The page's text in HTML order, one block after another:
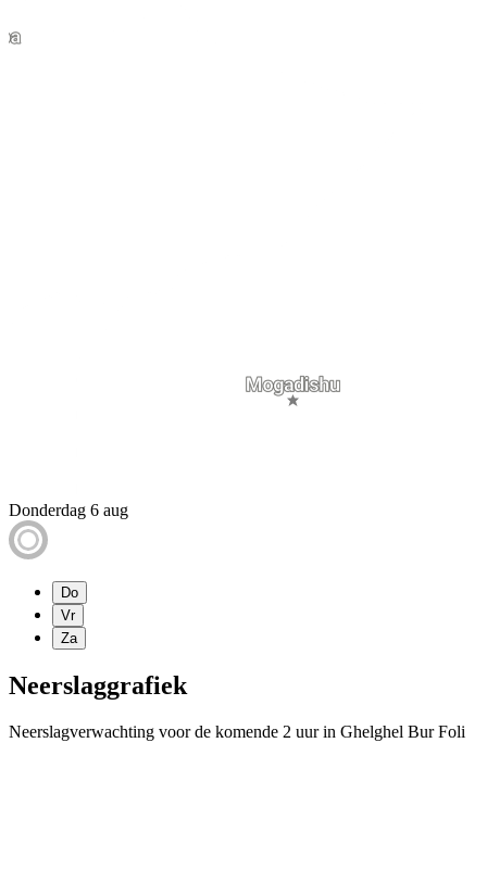
Donderdag 6 aug
Do
Vr
Za
Neerslaggrafiek
Neerslagverwachting voor de komende 2 uur in Ghelghel Bur Foli